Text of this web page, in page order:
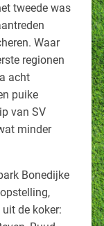
tweede was
Waar
regionen
acht
puike
van SV
minder
Bonedijke
de koker: